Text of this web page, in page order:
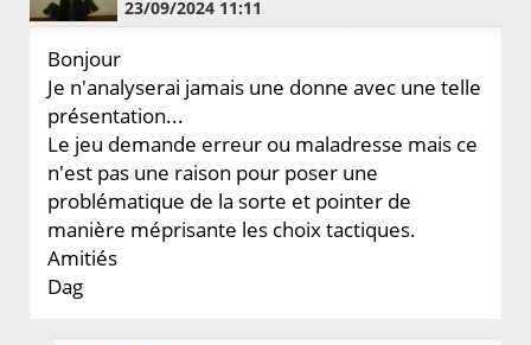
23/09/2024 11:11
Bonjour
Je n'analyserai jamais une donne avec une telle
présentation...
Le jeu demande erreur ou maladresse mais ce
n'est pas une raison pour poser une
problématique de la sorte et pointer de
manière méprisante les choix tactiques.
Amitiés
Dag